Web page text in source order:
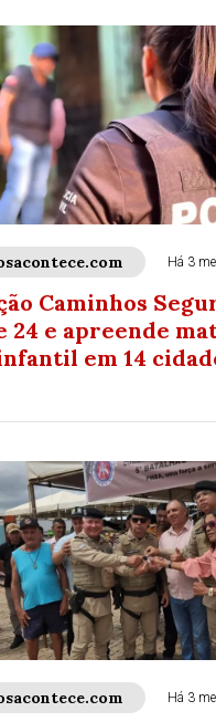
Há 3
Caminhos
24 e apreende
em 14
Há 3